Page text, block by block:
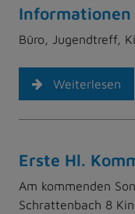
Informationen
Büro, Jugendtreff,
Weiterlesen
Erste Hl.
Am kommenden
Schrattenbach 8